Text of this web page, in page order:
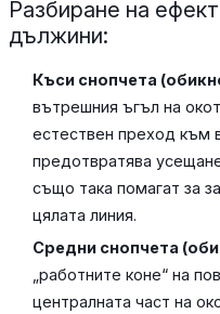
Разбиране на
дължини:
Къси снопчета
вътрешния ъгъл на
естествен преход към
предотвратява
също така помагат за
цялата линия.
Средни снопчета
„работните коне“ на
централната част на